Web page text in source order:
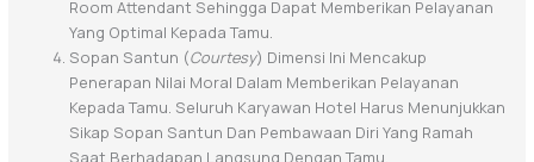
Room Attendant Sehingga Dapat Memberikan Pelayanan
Yang Optimal Kepada Tamu.
Sopan Santun (Courtesy) Dimensi Ini Mencakup
Penerapan Nilai Moral Dalam Memberikan Pelayanan
Kepada Tamu. Seluruh Karyawan Hotel Harus Menunjukkan
Sikap Sopan Santun Dan Pembawaan Diri Yang Ramah
Saat Berhadapan Langsung Dengan Tamu.